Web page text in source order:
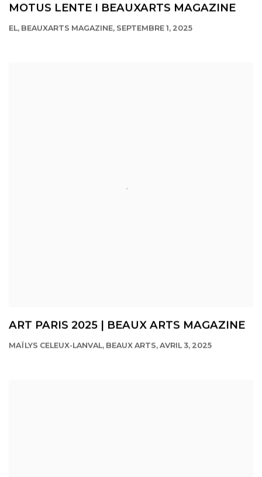
MOTUS LENTE I BEAUXARTS MAGAZINE
EL, BEAUXARTS MAGAZINE, SEPTEMBRE 1, 2025
ART PARIS 2025 | BEAUX ARTS MAGAZINE
MAÏLYS CELEUX-LANVAL, BEAUX ARTS, AVRIL 3, 2025